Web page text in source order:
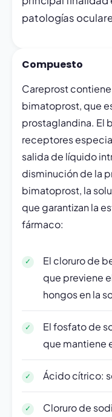
patologías
Compuesto
Careprost
bimatoprost, que
prostaglandina. El
receptores
salida de líquido
disminución de la
bimatoprost, la
que garantizan la
fármaco:
El cloruro de
que previene
hongos en la
El fosfato de
que mantiene
Ácido cítrico:
Cloruro de